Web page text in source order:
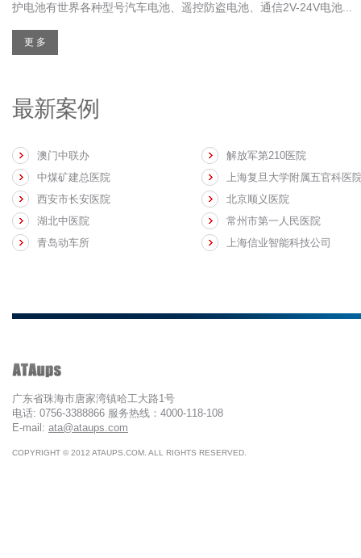
护电池有世界各种型号汽车电池、遥控防盗电池、通信2V-24V电池...
更 多
最新案例
澳门中联办
解放军第210医院
中煤矿建总医院
上海复旦大学附属五官科医
西安市长安医院
北京顺义医院
湖北中医院
常州市第一人民医院
青岛动车所
上海信业智能科技公司
广东省珠海市唐家湾镇哈工大路1号
电话: 0756-3388866 服务热线：4000-118-108
E-mail: ata@ataups.com
COPYRIGHT © 2012 ATAUPS.COM. ALL RIGHTS RESERVED.